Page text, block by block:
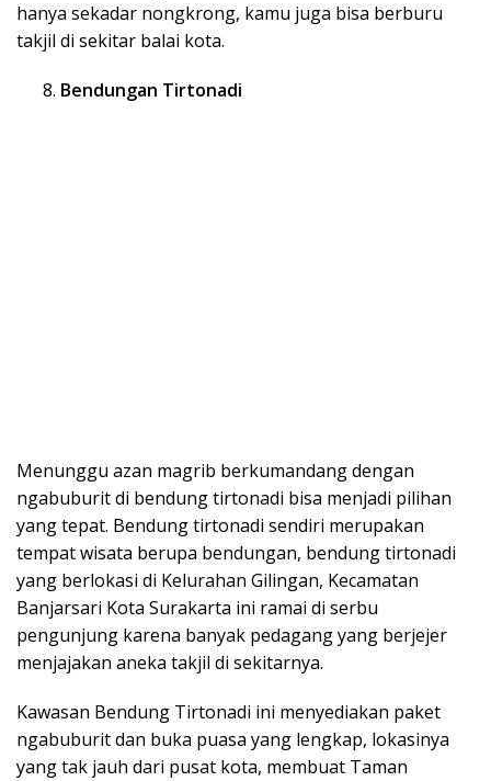
hanya sekadar nongkrong, kamu juga bisa berburu
takjil di sekitar balai kota.
Bendungan Tirtonadi
Menunggu azan magrib berkumandang dengan
ngabuburit di bendung tirtonadi bisa menjadi pilihan
yang tepat. Bendung tirtonadi sendiri merupakan
tempat wisata berupa bendungan, bendung tirtonadi
yang berlokasi di Kelurahan Gilingan, Kecamatan
Banjarsari Kota Surakarta ini ramai di serbu
pengunjung karena banyak pedagang yang berjejer
menjajakan aneka takjil di sekitarnya.
Kawasan Bendung Tirtonadi ini menyediakan paket
ngabuburit dan buka puasa yang lengkap, lokasinya
yang tak jauh dari pusat kota, membuat Taman